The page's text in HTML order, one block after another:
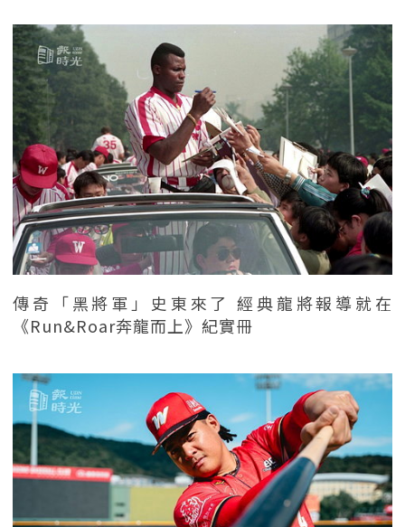
傳奇「黑將軍」史東來了 經典龍將報導就在
《Run&Roar奔龍而上》紀實冊